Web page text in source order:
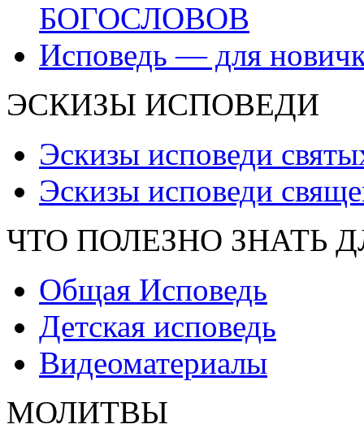
БОГОСЛОВОВ
Исповедь — для
ЭСКИЗЫ ИСПОВЕДИ
Эскизы исповеди
Эскизы исповеди
ЧТО ПОЛЕЗНО ЗНАТЬ
Общая Исповедь
Детская исповедь
Видеоматериалы
МОЛИТВЫ